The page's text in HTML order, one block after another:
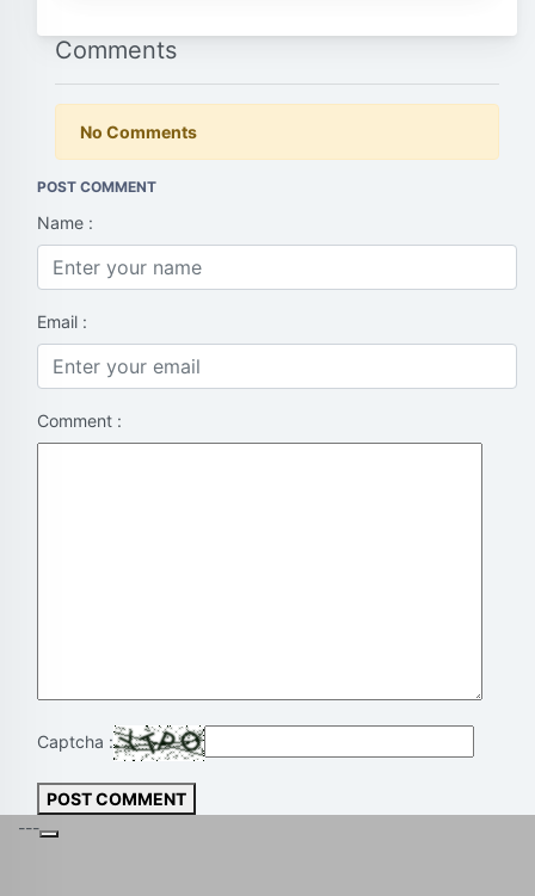
Comments
No Comments
POST COMMENT
Name :
Email :
Comment :
Captcha :
POST COMMENT
---